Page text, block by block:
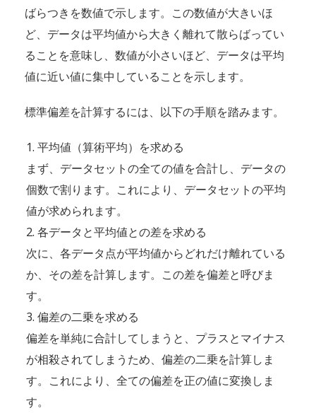
ばらつきを数値で示します。この数値が大きいほ
ど、データは平均値から大きく離れて散らばってい
ることを意味し、数値が小さいほど、データは平均
値に近い値に集中していることを示します。
標準偏差を計算するには、以下の手順を踏みます。
平均値（算術平均）を求める
まず、データセットの全ての値を合計し、データの
個数で割ります。これにより、データセットの平均
値が求められます。
各データと平均値との差を求める
次に、各データ点が平均値からどれだけ離れている
か、その差を計算します。この差を偏差と呼びま
す。
偏差の二乗を求める
偏差を単純に合計してしまうと、プラスとマイナス
が相殺されてしまうため、偏差の二乗を計算しま
す。これにより、全ての偏差を正の値に変換しま
す。